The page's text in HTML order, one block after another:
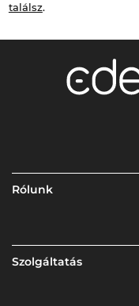
találsz.
Rólunk
Szolgáltatás